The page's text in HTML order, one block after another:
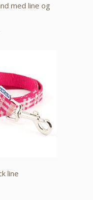
med line og
line